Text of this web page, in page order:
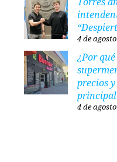
4 de
¿Por
precios
4 de